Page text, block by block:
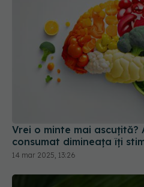
Vrei o minte mai ascuțită?
consumat dimineața îți
14 mar 2025, 13:26